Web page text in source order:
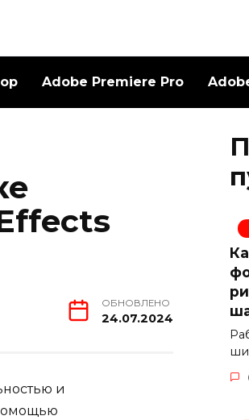
Adobe Premiere Pro
ОБНОВЛЕНО
24.07.2024
и